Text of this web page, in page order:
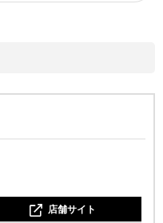
店舗サイト